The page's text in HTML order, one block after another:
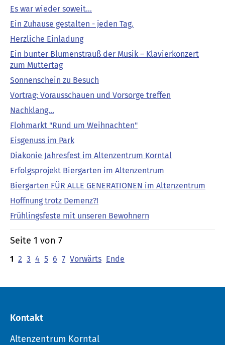
Es war wieder soweit...
Ein Zuhause gestalten - jeden Tag.
Herzliche Einladung
Ein bunter Blumenstrauß der Musik – Klavierkonzert
zum Muttertag
Sonnenschein zu Besuch
Vortrag: Vorausschauen und Vorsorge treffen
Nachklang...
Flohmarkt "Rund um Weihnachten"
Eisgenuss im Park
Diakonie Jahresfest im Altenzentrum Korntal
Erfolgsprojekt Biergarten im Altenzentrum
Biergarten FÜR ALLE GENERATIONEN im Altenzentrum
Hoffnung trotz Demenz?!
Frühlingsfeste mit unseren Bewohnern
Seite 1 von 7
1 2 3 4 5 6 7 Vorwärts Ende
Kontakt
Altenzentrum Korntal